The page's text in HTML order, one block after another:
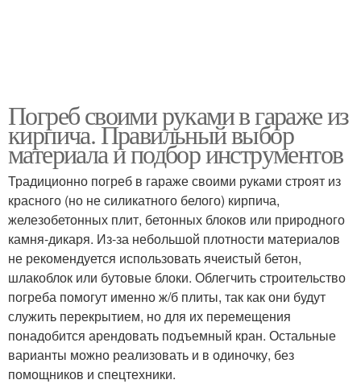
Погреб своими руками в гараже из
кирпича. Правильный выбор
материала и подбор инструментов
Традиционно погреб в гараже своими руками строят из
красного (но не силикатного белого) кирпича,
железобетонных плит, бетонных блоков или природного
камня-дикаря. Из-за небольшой плотности материалов
не рекомендуется использовать ячеистый бетон,
шлакоблок или бутовые блоки. Облегчить строительство
погреба помогут именно ж/б плиты, так как они будут
служить перекрытием, но для их перемещения
понадобится арендовать подъемный кран. Остальные
варианты можно реализовать и в одиночку, без
помощников и спецтехники.